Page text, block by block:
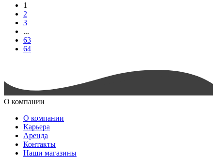
1
2
3
...
63
64
О компании
О компании
Карьера
Аренда
Контакты
Наши магазины